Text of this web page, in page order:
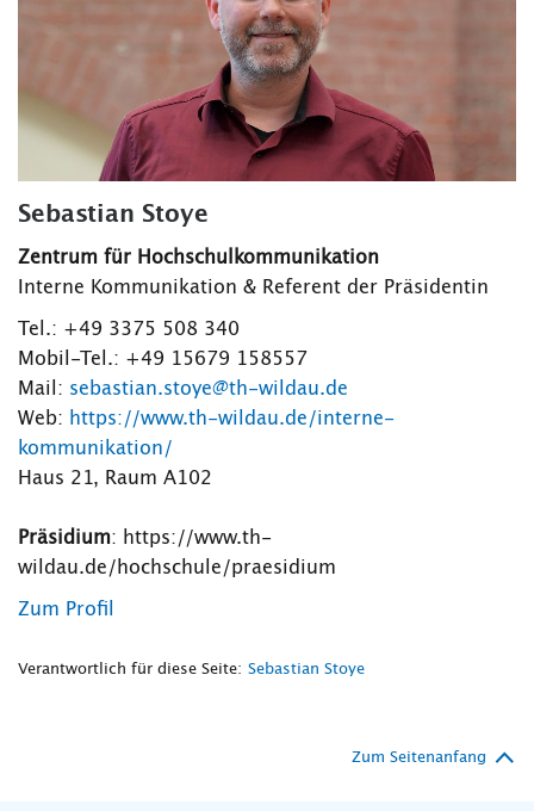
Sebastian Stoye
Zentrum für Hochschulkommunikation
Interne Kommunikation & Referent der Präsidentin
Tel.: +49 3375 508 340
Mobil-Tel.: +49 15679 158557
Mail: sebastian.stoye@th-wildau.de
Web: https://www.th-wildau.de/interne-
kommunikation/
Haus 21, Raum A102
Präsidium: https://www.th-
wildau.de/hochschule/praesidium
Zum Profil
Verantwortlich für diese Seite: Sebastian Stoye
Zum Seitenanfang